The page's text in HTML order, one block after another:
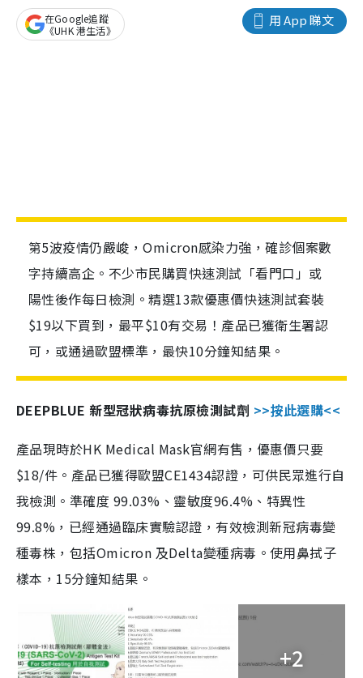
用 App 睇文
在Google追蹤
《UHK 港生活》
第5波疫情仍嚴峻，Omicron感染力強，確診個案數
字持續高企。不少市民購買快速測試「看門口」或
陽性後作每日檢測。精選13款優惠價快速測試套裝
$19以下買到，最平$10有交易！產品已獲衛生署認
可，或通過歐盟標準，最快10分鐘知結果。
DEEPBLUE 新型冠狀病毒抗原檢測試劑 >>按此選購<<
產品現時於HK Medical Mask官網有售，優惠價只要
$18/件。產品已獲得歐盟CE1434認證，可供民眾進行自
我檢測。準確度 99.03%、靈敏度96.4%、特異性
99.8%，已經通過臨床實驗認證，有效檢測新冠病毒變
種毒株，包括Omicron 及Delta變種病毒。使用鼻拭子
樣本，15分鐘知結果。
+2